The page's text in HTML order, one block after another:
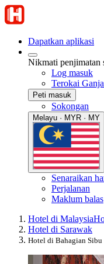
Dapatkan aplikasi
Nikmati penjimatan
Log masuk
Terokai
Peti masuk
Sokongan
Melayu · MYR · MY
Senaraikan
Perjalanan
Maklum balas
Hotel di Malaysia
Hotel di Sarawak
Hotel di Bahagian Sibu